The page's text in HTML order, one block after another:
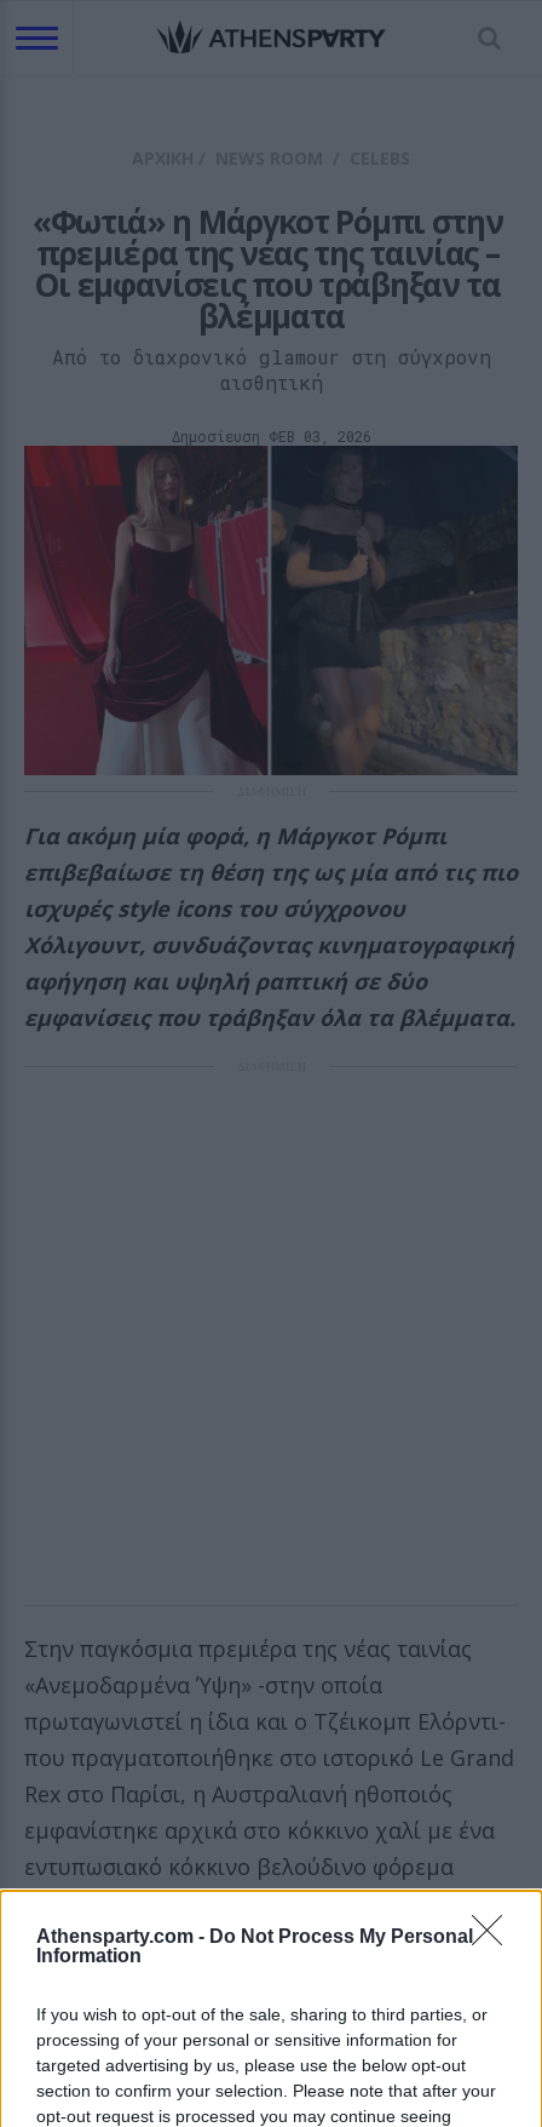
Athensparty.com - Do Not Process My Personal
Information
If you wish to opt-out of the sale, sharing to third parties, or
processing of your personal or sensitive information for
targeted advertising by us, please use the below opt-out
section to confirm your selection. Please note that after your
opt-out request is processed you may continue seeing
«Φωτιά» η Μάργκοτ Ρόμπι στην
πρεμιέρα της νέας της ταινίας –
Οι εμφανίσεις που τράβηξαν τα
βλέμματα
Από το διαχρονικό glamour στη σύγχρονη
αισθητική
Δημοσίευση ΦΕΒ 03, 2026
Για ακόμη μία φορά, η Μάργκοτ Ρόμπι
επιβεβαίωσε τη θέση της ως μία από τις πιο
ισχυρές style icons του σύγχρονου
Χόλιγουντ, συνδυάζοντας κινηματογραφική
αφήγηση και υψηλή ραπτική σε δύο
εμφανίσεις που τράβηξαν όλα τα βλέμματα.
Στην παγκόσμια πρεμιέρα της νέας ταινίας
«Ανεμοδαρμένα Ύψη» -στην οποία
πρωταγωνιστεί η ίδια και ο Τζέικομπ Ελόρντι-
που πραγματοποιήθηκε στο ιστορικό Le Grand
Rex στο Παρίσι, η Αυστραλιανή ηθοποιός
εμφανίστηκε αρχικά στο κόκκινο χαλί με ένα
εντυπωσιακό κόκκινο βελούδινο φόρεμα
τη γεωργιανή εποχή, αποτίοντας φόρο τιμής
πρωταγωνιστεί.
Λίγο αργότερα, πηγαίνοντας στο after party
της πρεμιέρας, η εντυπωσιακή ηθοποιός